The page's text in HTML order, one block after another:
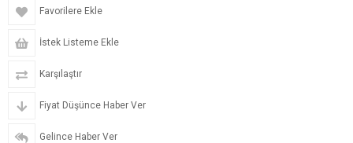
Favorilere Ekle
İstek Listeme Ekle
Karşılaştır
Fiyat Düşünce Haber Ver
Gelince Haber Ver